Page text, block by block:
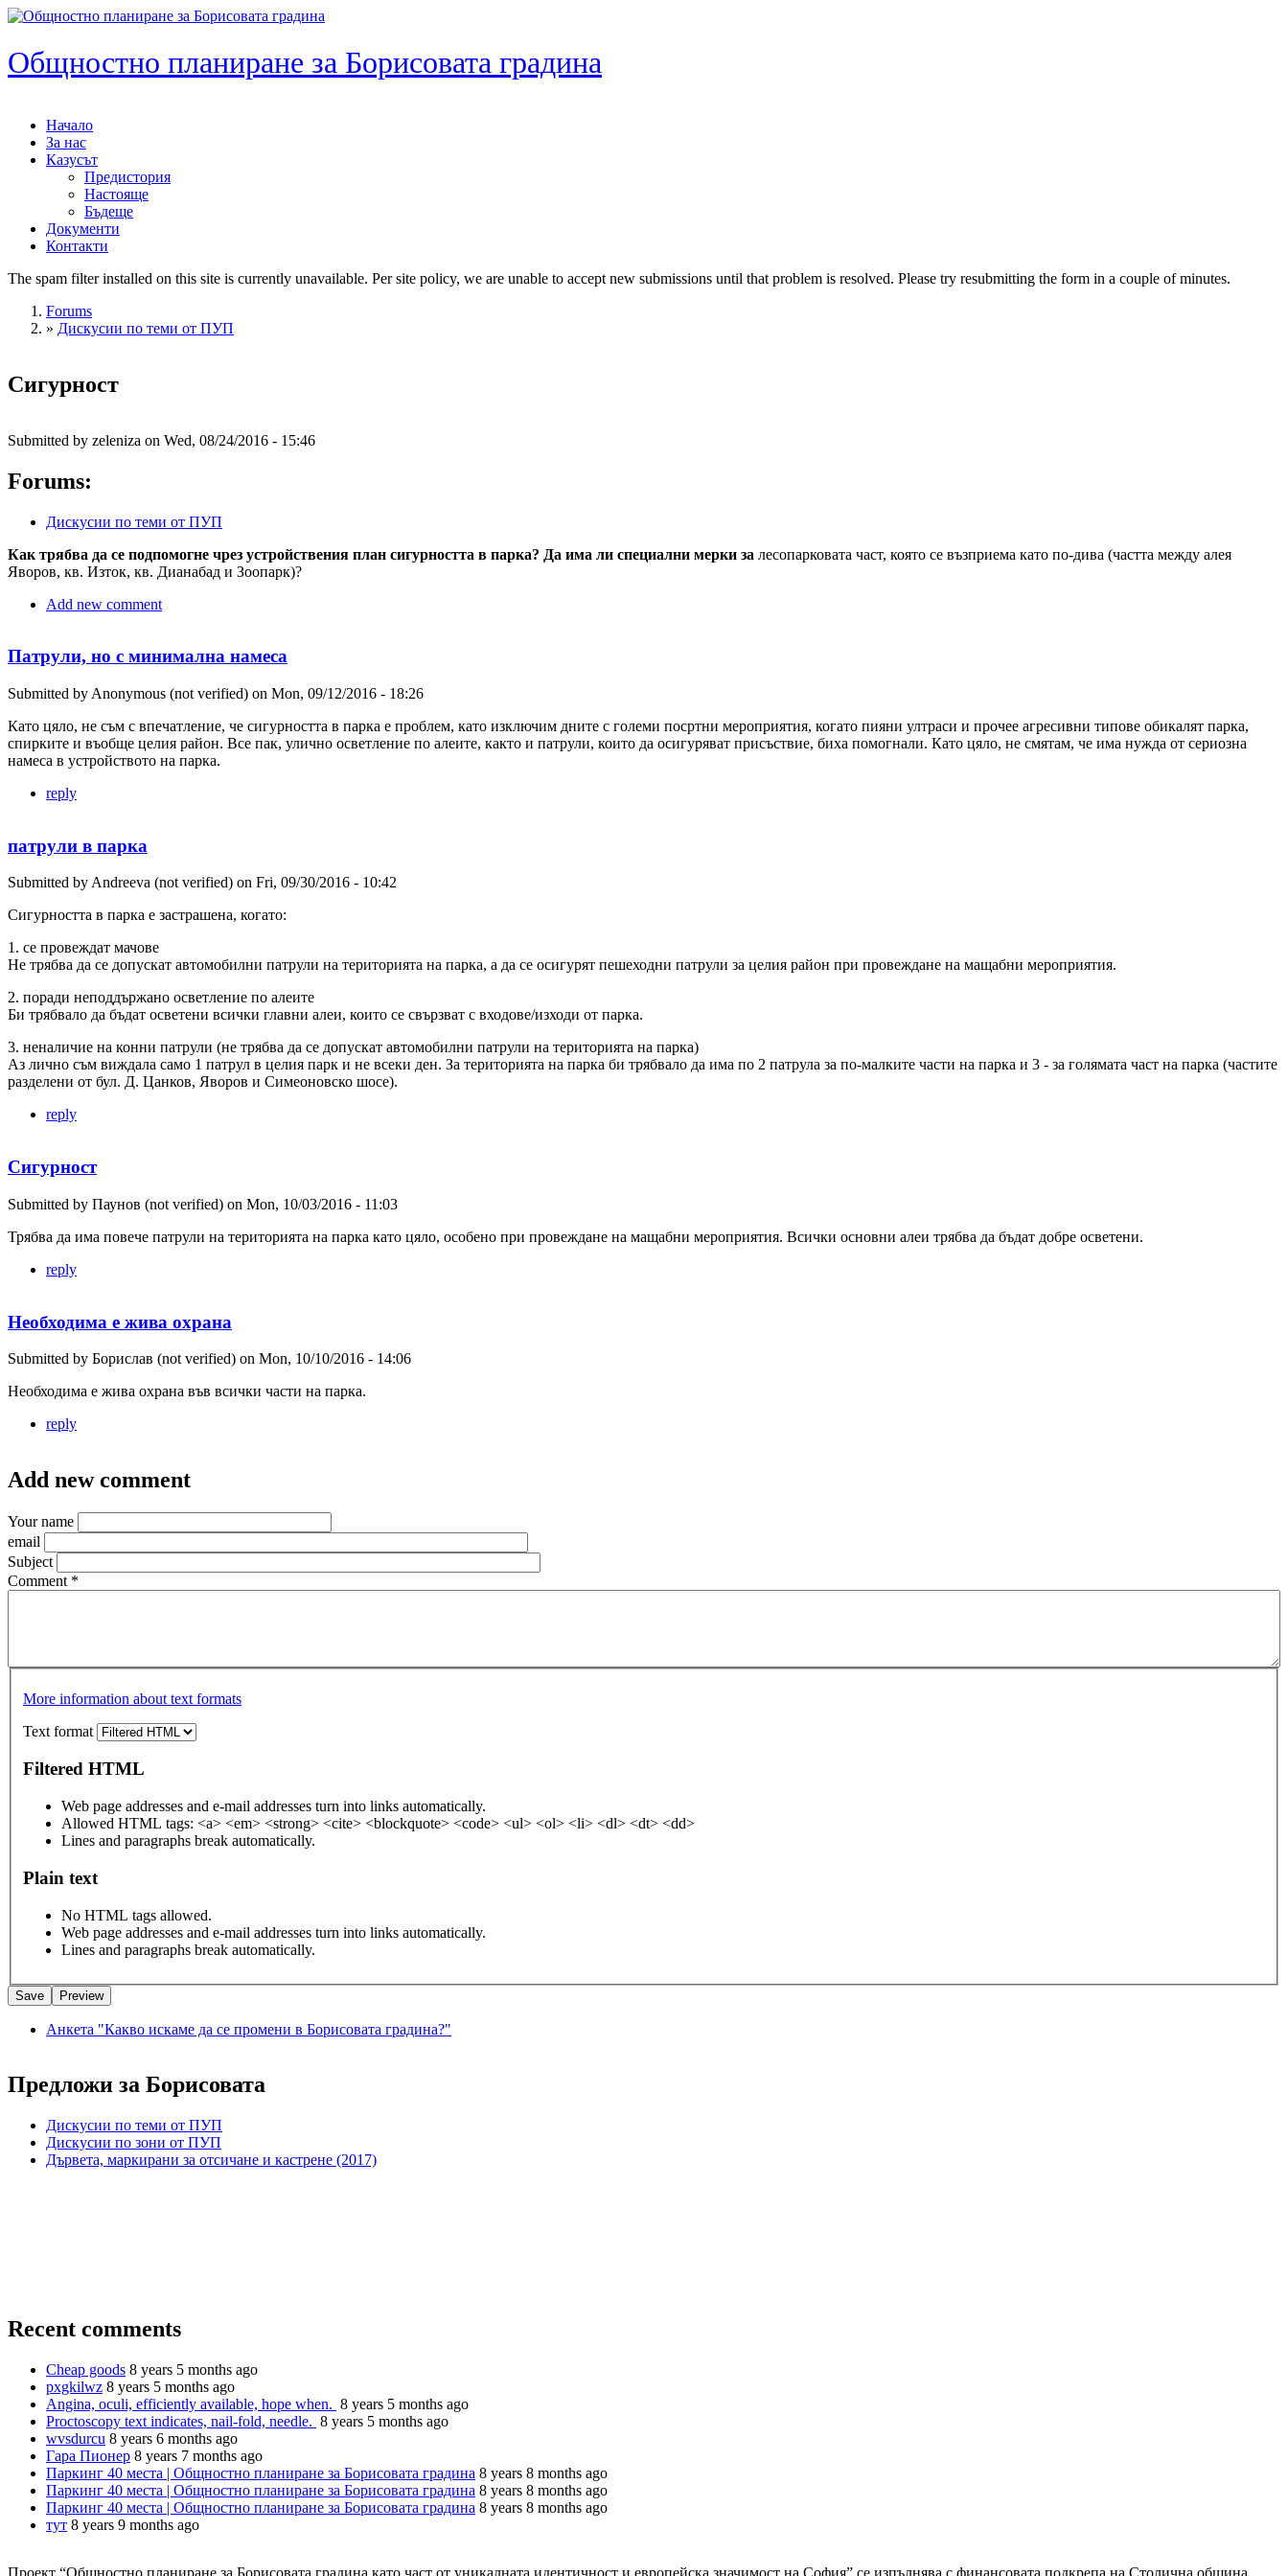
Skip to main content
Общностно планиране за Борисовата градина
Main menu
Начало
За нас
Казусът
Предистория
Настояще
Бъдеще
Документи
Контакти
Error message
The spam filter installed on this site is currently unavailable. Per site policy, we are unable to accept new submissions until that problem is resolved. Please try resubmitting the form in a couple of minutes.
You are here
Forums
» Дискусии по теми от ПУП
Сигурност
Submitted by zeleniza on Wed, 08/24/2016 - 15:46
Forums:
Дискусии по теми от ПУП
Как трябва да се подпомогне чрез устройствения план сигурността в парка? Да има ли специални мерки за лесопарковата част, която се възприема като по-дива (частта между алея
Яворов, кв. Изток, кв. Дианабад и Зоопарк)?
Add new comment
Патрули, но с минимална намеса
Submitted by Anonymous (not verified) on Mon, 09/12/2016 - 18:26
Като цяло, не съм с впечатление, че сигурността в парка е проблем, като изключим дните с големи посртни мероприятия, когато пияни ултраси и прочее агресивни типове обикалят парка,
спирките и въобще целия район. Все пак, улично осветление по алеите, както и патрули, които да осигуряват присъствие, биха помогнали. Като цяло, не смятам, че има нужда от сериозна
намеса в устройството на парка.
reply
патрули в парка
Submitted by Andreeva (not verified) on Fri, 09/30/2016 - 10:42
Сигурността в парка е застрашена, когато:
1. се провеждат мачове
Не трябва да се допускат автомобилни патрули на територията на парка, а да се осигурят пешеходни патрули за целия район при провеждане на мащабни мероприятия.
2. поради неподдържано осветление по алеите
Би трябвало да бъдат осветени всички главни алеи, които се свързват с входове/изходи от парка.
3. неналичие на конни патрули (не трябва да се допускат автомобилни патрули на територията на парка)
Аз лично съм виждала само 1 патрул в целия парк и не всеки ден. За територията на парка би трябвало да има по 2 патрула за по-малките части на парка и 3 - за голямата част на парка (частите
разделени от бул. Д. Цанков, Яворов и Симеоновско шосе).
reply
Сигурност
Submitted by Паунов (not verified) on Mon, 10/03/2016 - 11:03
Трябва да има повече патрули на територията на парка като цяло, особено при провеждане на мащабни мероприятия. Всички основни алеи трябва да бъдат добре осветени.
reply
Необходима е жива охрана
Submitted by Борислав (not verified) on Mon, 10/10/2016 - 14:06
Необходима е жива охрана във всички части на парка.
reply
Add new comment
Your name
email
Subject
Comment *
More information about text formats
Text format
Filtered HTML
Web page addresses and e-mail addresses turn into links automatically.
Allowed HTML tags: <a> <em> <strong> <cite> <blockquote> <code> <ul> <ol> <li> <dl> <dt> <dd>
Lines and paragraphs break automatically.
Plain text
No HTML tags allowed.
Web page addresses and e-mail addresses turn into links automatically.
Lines and paragraphs break automatically.
Анкета "Какво искаме да се промени в Борисовата градина?"
Предложи за Борисовата
Дискусии по теми от ПУП
Дискусии по зони от ПУП
Дървета, маркирани за отсичане и кастрене (2017)
Recent comments
Cheap goods 8 years 5 months ago
pxgkilwz 8 years 5 months ago
Angina, oculi, efficiently available, hope when. 8 years 5 months ago
Proctoscopy text indicates, nail-fold, needle. 8 years 5 months ago
wvsdurcu 8 years 6 months ago
Гара Пионер 8 years 7 months ago
Паркинг 40 места | Общностно планиране за Борисовата градина 8 years 8 months ago
Паркинг 40 места | Общностно планиране за Борисовата градина 8 years 8 months ago
Паркинг 40 места | Общностно планиране за Борисовата градина 8 years 8 months ago
тут 8 years 9 months ago